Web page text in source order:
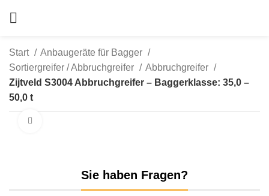
Start
Anbaugeräte für Bagger
Sortiergreifer / Abbruchgreifer
Abbruchgreifer
Zijtveld S3004 Abbruchgreifer – Baggerklasse: 35,0 –
50,0 t
Sie haben Fragen?